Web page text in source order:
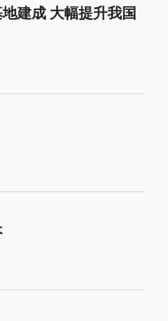
建成 大幅提升我国